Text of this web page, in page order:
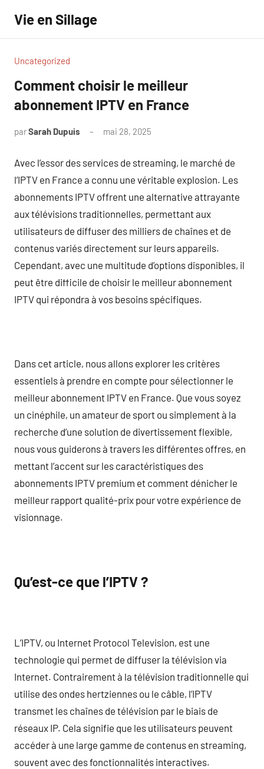
contenu
Vie en Sillage
Uncategorized
Comment choisir le meilleur
abonnement IPTV en France
parSarah Dupuis mai 28, 2025
Avec l’essor des services de streaming, le marché de
l’IPTV en France a connu une véritable explosion. Les
abonnements IPTV offrent une alternative attrayante
aux télévisions traditionnelles, permettant aux
utilisateurs de diffuser des milliers de chaînes et de
contenus variés directement sur leurs appareils.
Cependant, avec une multitude d’options disponibles, il
peut être difficile de choisir le meilleur abonnement
IPTV qui répondra à vos besoins spécifiques.
Dans cet article, nous allons explorer les critères
essentiels à prendre en compte pour sélectionner le
meilleur abonnement IPTV en France. Que vous soyez
un cinéphile, un amateur de sport ou simplement à la
recherche d’une solution de divertissement flexible,
nous vous guiderons à travers les différentes offres, en
mettant l’accent sur les caractéristiques des
abonnements IPTV premium et comment dénicher le
meilleur rapport qualité-prix pour votre expérience de
visionnage.
Qu’est-ce que l’IPTV ?
L’IPTV, ou Internet Protocol Television, est une
technologie qui permet de diffuser la télévision via
Internet. Contrairement à la télévision traditionnelle qui
utilise des ondes hertziennes ou le câble, l’IPTV
transmet les chaînes de télévision par le biais de
réseaux IP. Cela signifie que les utilisateurs peuvent
accéder à une large gamme de contenus en streaming,
souvent avec des fonctionnalités interactives.